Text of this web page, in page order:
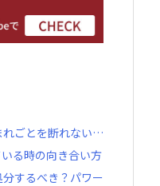
れごとを断れない…
る時の向き合い方
するべき？パワー